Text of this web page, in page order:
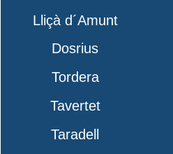
Lliçà d´Amunt
Dosrius
Tordera
Tavertet
Taradell